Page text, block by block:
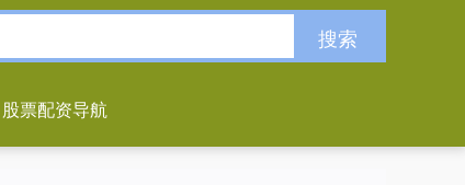
搜索
股票配资导航